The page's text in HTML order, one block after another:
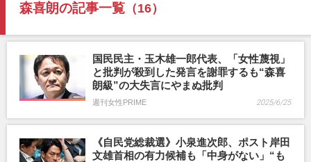
森喜朗の記事一覧 （16）
国民民主・玉木雄一郎代表、「女性蔑視」
と批判が殺到した発言を謝罪するも“森喜
朗級”の大失言にやまぬ批判
週刊女性PRIME 2025/6/25
《自民党総裁選》小泉進次郎、ポスト岸田
文雄首相の有力候補も「中身がない」“も